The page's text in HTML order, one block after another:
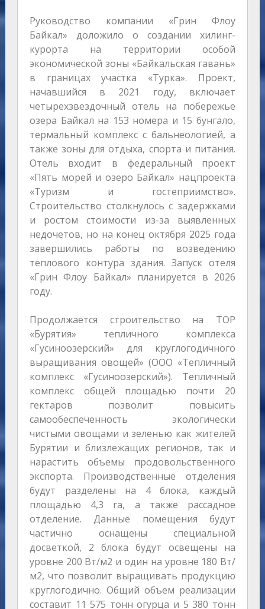
Руководство компании «Грин Флоу
Байкал» доложило о создании хилинг-
курорта на территории особой
экономической зоны «Байкальская гавань»
в границах участка «Турка». Проект,
начавшийся в 2021 году, включает
четырехзвездочный отель на побережье
озера Байкал на 153 номера и 15 бунгало,
термальный комплекс с бальнеологией, а
также зоны для отдыха, спорта и питания.
Отель входит в федеральный проект
«Пять морей и озеро Байкал» нацпроекта
«Туризм и гостеприимство».
Строительство столкнулось с задержками
и ростом стоимости из-за выявленных
недочетов, но на конец октября 2025 года
завершились работы по возведению
теплового контура здания. Запуск отеля
«Грин Флоу Байкал» планируется в 2026
году.
Продолжается строительство на ТОР
«Бурятия» тепличного комплекса
«Гусиноозерский» для круглогодичного
выращивания овощей» (ООО «Тепличный
комплекс «Гусиноозерский»). Тепличный
комплекс общей площадью почти 20
гектаров позволит повысить
самообеспеченность экологически
чистыми овощами и зеленью как жителей
Бурятии и близлежащих регионов, так и
нарастить объемы продовольственного
экспорта. Производственные отделения
будут разделены на 4 блока, каждый
площадью 4,3 га, а также рассадное
отделение. Данные помещения будут
частично оснащены специальной
досветкой, 2 блока будут освещены на
уровне 200 Вт/м2 и один на уровне 180 Вт/
м2, что позволит выращивать продукцию
круглогодично. Общий объем реализации
составит 11 575 тонн огурца и 5 380 тонн